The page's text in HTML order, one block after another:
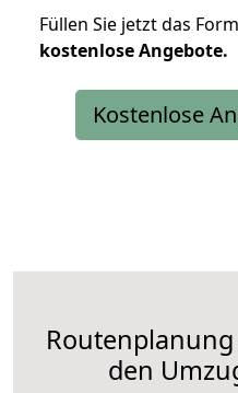
Füllen Sie jetzt das
kostenloseAngebote.
Kostenlose
den